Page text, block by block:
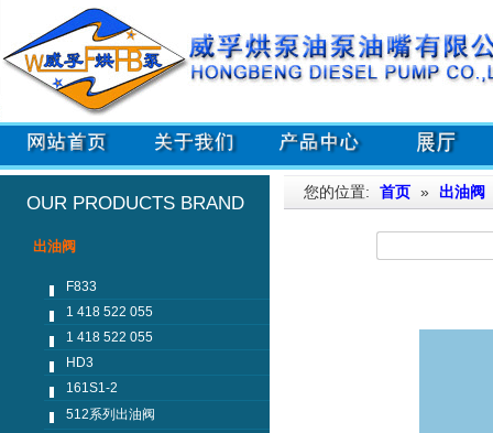
OUR PRODUCTS BRAND
出油阀
F833
1 418 522 055
1 418 522 055
HD3
161S1-2
512系列出油阀
您的位置: 首页 » 出油阀